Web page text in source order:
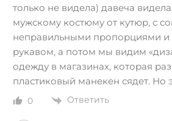
только не видела) давеча
мужскому костюму от кутюр, с
неправильными пропорциями
рукавом, а потом мы видим
одежду в магазинах, которая
пластиковый манекен сядет. Но
0 Ответить